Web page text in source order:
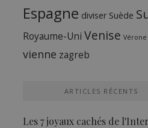
Espagne diviser Suède
Royaume-Uni Venise Vérone
vienne zagreb
ARTICLES RÉCENTS
Les 7 joyaux cachés de